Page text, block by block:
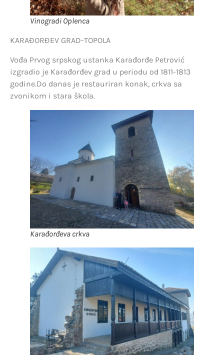
Vinogradi Oplenca
KARAĐORĐEV GRAD-TOPOLA
Vođa Prvog srpskog ustanka Karađorđe Petrović
izgradio je Karađorđev grad u periodu od 1811-1813
godine.Do danas je restauriran konak, crkva sa
zvonikom i stara škola.
Karađorđeva crkva